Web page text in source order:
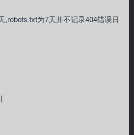
,robots.txt为7天并不记录404错误日